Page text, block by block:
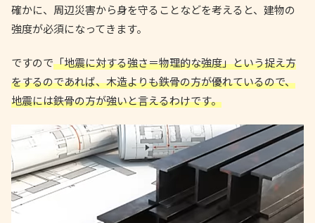
確かに、周辺災害から身を守ることなどを考えると、建物の
強度が必須になってきます。
ですので「地震に対する強さ＝物理的な強度」という捉え方
をするのであれば、木造よりも鉄骨の方が優れているので、
地震には鉄骨の方が強いと言えるわけです。